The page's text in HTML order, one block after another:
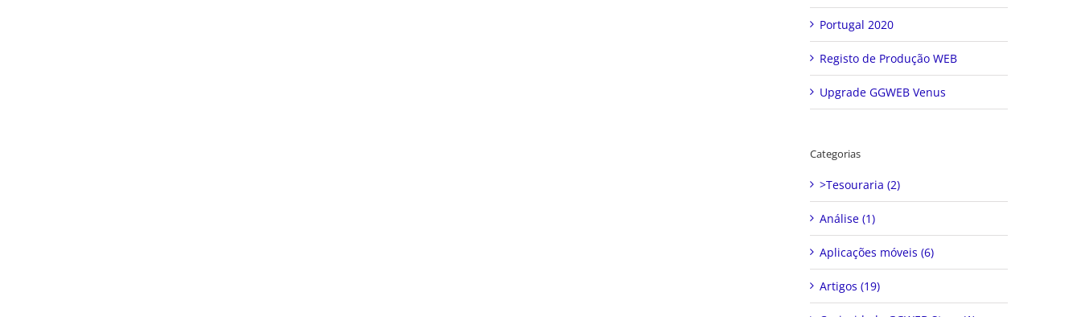
Portugal 2020
Registo de Produção WEB
Upgrade GGWEB Venus
Categorias
>Tesouraria (2)
Análise (1)
Aplicações móveis (6)
Artigos (19)